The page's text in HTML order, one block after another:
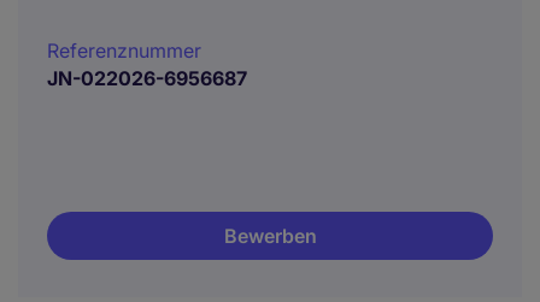
Referenznummer
JN-022026-6956687
Bewerben